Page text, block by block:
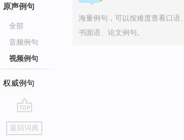
原声例句
全部
音频例句
视频例句
权威例句
go
top
返回词典
海量例句，可以按难度查看口语、
书面语、论文例句。